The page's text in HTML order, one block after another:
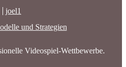
joel1
und Strategien
Videospiel-Wettbewerbe.